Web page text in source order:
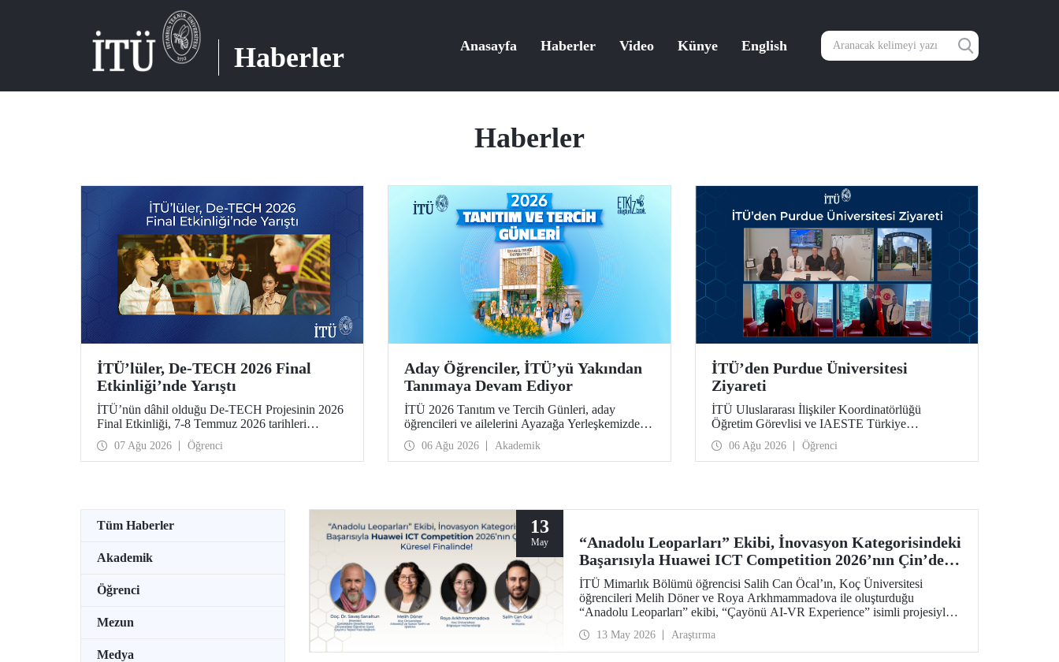
Haberler Anasayfa Haberler Video Künye English
Haberler
İTÜ’lüler, De-TECH 2026 Final
Etkinliği’nde Yarıştı
İTÜ’nün dâhil olduğu De-TECH Projesinin 2026
Final Etkinliği, 7-8 Temmuz 2026 tarihleri
arasında Almanya’da Leibniz Üniversitesi
Hannover ev sahipliğinde düzenlendi. İTÜ’lü
girişimciler, etkinlikte girişimlerini ve projelerini
Şanlı tarafından geliştirilen “PressPot” Projesi,
De-TECH İnovasyon Teknoloji Müsabakası –
Gıda ve Tarım Edisyonu’nda “En Yaratıcı Fikir”
kategorisinde birincilik ödülünün sahibi oldu.
07 Ağu 2026 Öğrenci
Aday Öğrenciler, İTÜ’yü Yakından
Tanımaya Devam Ediyor
İTÜ 2026 Tanıtım ve Tercih Günleri, aday
öğrencileri ve ailelerini Ayazağa Yerleşkemizde
ağırlamaya devam ediyor. Tanıtım ve Tercih
Günleri 7 Ağustos’ta tamamlanacak, ilgili fakülte
ve birimler adaylara bilgi vermeye devam edecek.
06 Ağu 2026 Akademik
İTÜ’den Purdue Üniversitesi
Ziyareti
İTÜ Uluslararası İlişkiler Koordinatörlüğü
Öğretim Görevlisi ve IAESTE Türkiye
Sorumlusu Cahit Okan, akademik ilişkileri ve iş
birliğini geliştirmek amacıyla 20-27 Temmuz
tarihlerinde ABD’de dünyanın önde gelen
06 Ağu 2026 Öğrenci
Tüm Haberler
Akademik
Öğrenci
Mezun
Medya
13
May
“Anadolu Leoparları” Ekibi, İnovasyon Kategorisindeki
Başarısıyla Huawei ICT Competition 2026’nın Çin’deki
Küresel Finalinde!
İTÜ Mimarlık Bölümü öğrencisi Salih Can Öcal’ın, Koç Üniversitesi
öğrencileri Melih Döner ve Roya Arkhmammadova ile oluşturduğu
“Anadolu Leoparları” ekibi, “Çayönü AI-VR Experience” isimli projesiyle
yarışmaya hak kazandı.
13 May 2026 Araştırma